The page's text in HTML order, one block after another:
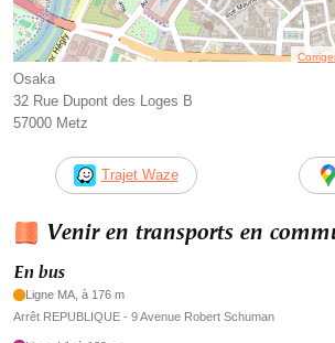
Osaka
32 Rue Dupont des Loges B
57000 Metz
Trajet Waze
Venir en transports en
En bus
Ligne MA, à 176 m
Arrêt REPUBLIQUE - 9 Avenue Robert Schuman